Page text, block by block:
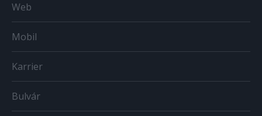
Web
Mobil
Karrier
Bulvár